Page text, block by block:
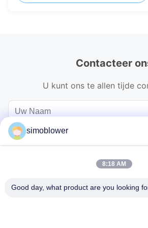
Contacteer
U kunt ons te allen tijde
simoblower
8:18 AM
Good day, what product are you looking